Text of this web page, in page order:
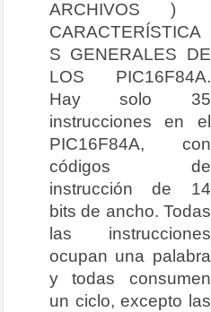
ARCHIVOS )
CARACTERÍSTICA
S GENERALES DE
LOS PIC16F84A.
Hay solo 35
instrucciones en el
PIC16F84A, con
códigos de
instrucción de 14
bits de ancho. Todas
las instrucciones
ocupan una palabra
y todas consumen
un ciclo, excepto las